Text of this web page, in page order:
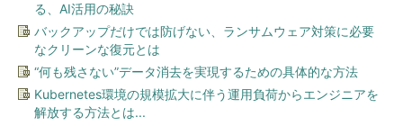
る、AI活用の秘訣
バックアップだけでは防げない、ランサムウェア対策に必要
なクリーンな復元とは
“何も残さない”データ消去を実現するための具体的な方法
Kubernetes環境の規模拡大に伴う運用負荷からエンジニアを
解放する方法とは...